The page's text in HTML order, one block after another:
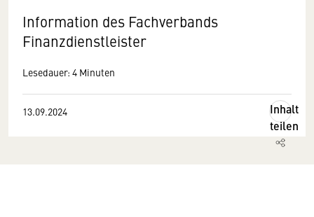
Information des Fachverbands
Finanzdienstleister
Lesedauer: 4 Minuten
13.09.2024
Inhalt
teilen